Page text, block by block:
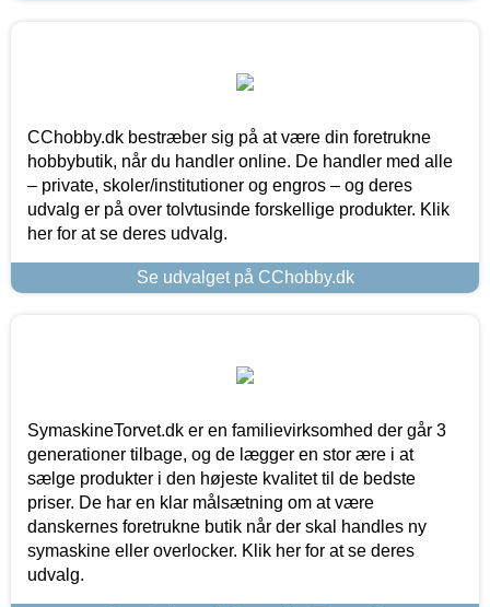
CChobby.dk bestræber sig på at være din foretrukne
hobbybutik, når du handler online. De handler med alle
– private, skoler/institutioner og engros – og deres
udvalg er på over tolvtusinde forskellige produkter. Klik
her for at se deres udvalg.
Se udvalget på CChobby.dk
SymaskineTorvet.dk er en familievirksomhed der går 3
generationer tilbage, og de lægger en stor ære i at
sælge produkter i den højeste kvalitet til de bedste
priser. De har en klar målsætning om at være
danskernes foretrukne butik når der skal handles ny
symaskine eller overlocker. Klik her for at se deres
udvalg.